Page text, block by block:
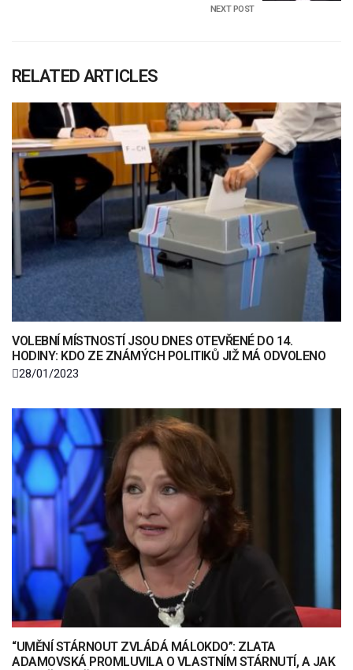
NEXT POST
RELATED ARTICLES
VOLEBNÍ MÍSTNOSTÍ JSOU DNES OTEVŘENÉ DO 14.
HODINY: KDO ZE ZNÁMÝCH POLITIKŮ JIŽ MÁ ODVOLENO
28/01/2023
“UMĚNÍ STÁRNOUT ZVLÁDÁ MÁLOKDO”: ZLATA
ADAMOVSKÁ PROMLUVILA O VLASTNÍM STÁRNUTÍ, A JAK